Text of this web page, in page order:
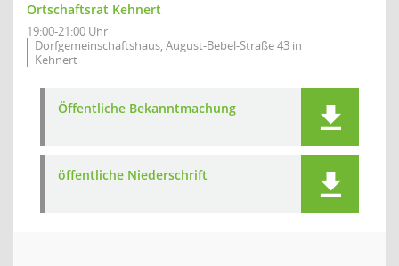
Ortschaftsrat Kehnert
19:00-21:00 Uhr
Dorfgemeinschaftshaus, August-Bebel-Straße 43 in
Kehnert
Öffentliche Bekanntmachung
öffentliche Niederschrift